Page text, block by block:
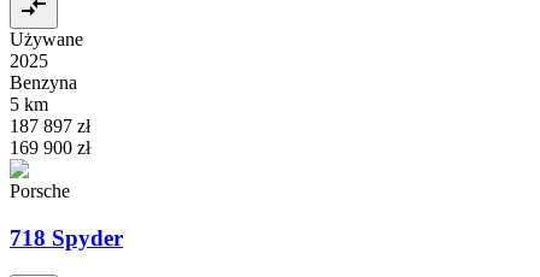
Używane
2025
Benzyna
5 km
187 897 zł
169 900 zł
Porsche
718 Spyder